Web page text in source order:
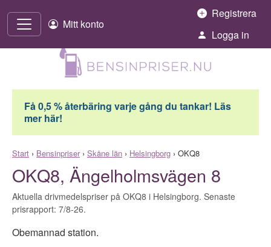
Mitt konto
Registrera
Logga in
Få 0,5 % återbäring varje gång du tankar! Läs
mer här!
Start › Bensinpriser› Skåne län › Helsingborg › OKQ8
OKQ8, Ängelholmsvägen 8
Aktuella drivmedelspriser på OKQ8 i Helsingborg. Senaste
prisrapport: 7/8-26.
Obemannad station.